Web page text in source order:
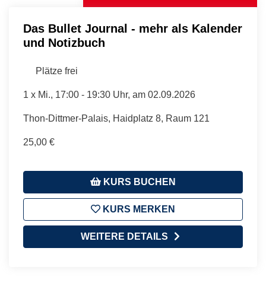
Das Bullet Journal - mehr als Kalender
und Notizbuch
Plätze frei
1 x Mi., 17:00 - 19:30 Uhr, am 02.09.2026
Thon-Dittmer-Palais, Haidplatz 8, Raum 121
25,00 €
KURS BUCHEN
KURS MERKEN
WEITERE DETAILS